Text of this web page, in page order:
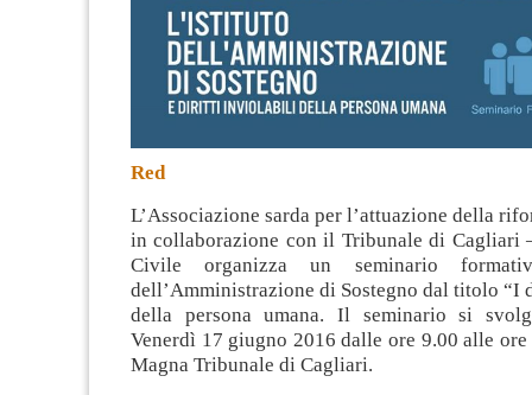
Red
L’Associazione sarda per l’attuazione della
in collaborazione con il Tribunale di Cagliari
Civile organizza un seminario
dell’Amministrazione di Sostegno dal titolo
della persona umana. Il seminario si
Venerdì 17 giugno 2016 dalle ore 9.00 alle
Magna Tribunale di Cagliari.